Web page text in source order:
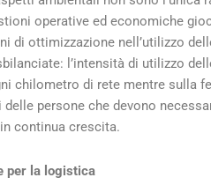
operative ed economiche
di ottimizzazione nell’utilizzo
l’intensità di utilizzo
chilometro di rete mentre sulla
delle persone che devono
continua crescita.
per la logistica